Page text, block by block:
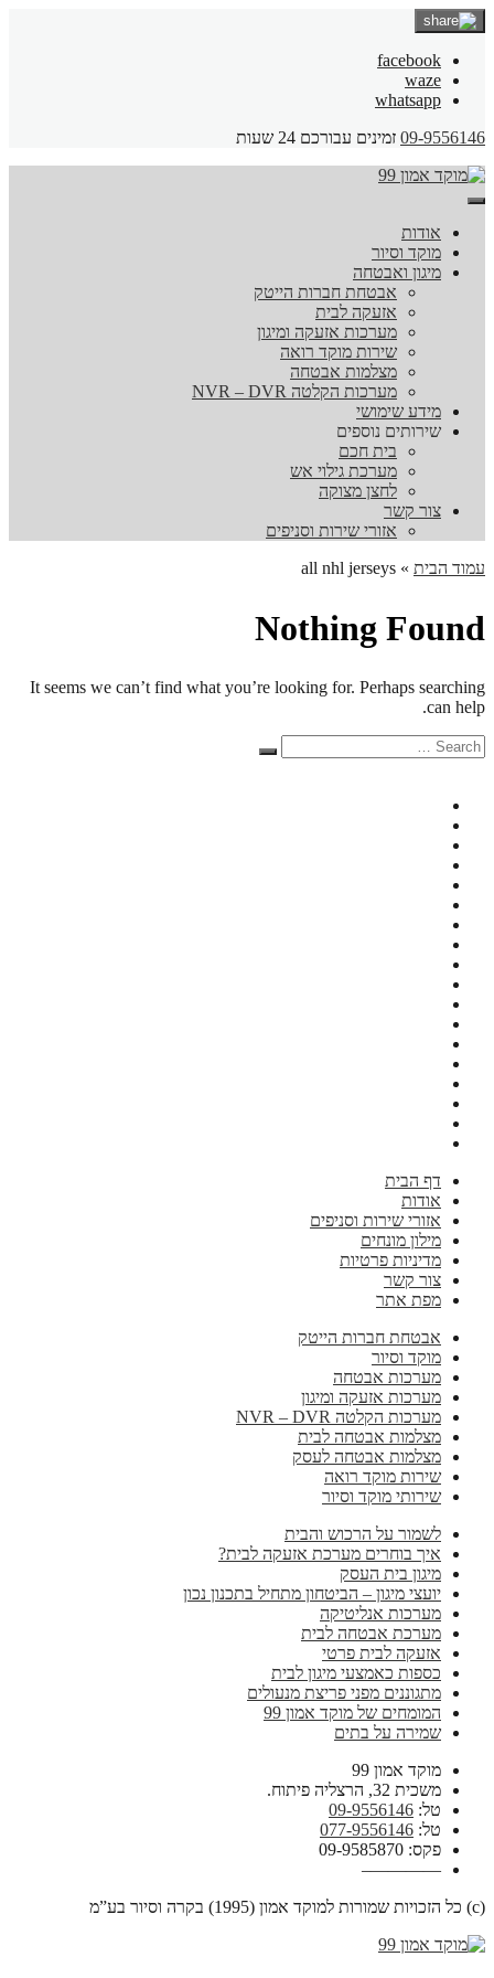
facebook
waze
whatsapp
09-9556146 זמינים עבורכם 24 שעות
אודות
מוקד וסיור
מיגון ואבטחה
אבטחת חברות הייטק
אזעקה לבית
מערכות אזעקה ומיגון
שירות מוקד רואה
מצלמות אבטחה
מערכות הקלטה NVR – DVR
מידע שימושי
שירותים נוספים
בית חכם
מערכת גילוי אש
לחצן מצוקה
צור קשר
אזורי שירות וסניפים
עמוד הבית »
all nhl jerseys
Nothing Found
It seems we can’t find what you’re looking for. Perhaps searching
can help.
Search
for:
Search
דף הבית
אודות
אזורי שירות וסניפים
מילון מונחים
מדיניות פרטיות
צור קשר
מפת אתר
אבטחת חברות הייטק
מוקד וסיור
מערכות אבטחה
מערכות אזעקה ומיגון
מערכות הקלטה NVR – DVR
מצלמות אבטחה לבית
מצלמות אבטחה לעסק
שירות מוקד רואה
שירותי מוקד וסיור
לשמור על הרכוש והבית
איך בוחרים מערכת אזעקה לבית?
מיגון בית העסק
יועצי מיגון – הביטחון מתחיל בתכנון נכון
מערכות אנליטיקה
מערכת אבטחה לבית
אזעקה לבית פרטי
כספות כאמצעי מיגון לבית
מתגוננים מפני פריצת מנעולים
המומחים של מוקד אמון 99
שמירה על בתים
מוקד אמון 99
משכית 32, הרצליה פיתוח.
טל: 09-9556146
טל: 077-9556146
פקס: 09-9585870
————–
(c) כל הזכויות שמורות למוקד אמון (1995) בקרה וסיור בע”מ